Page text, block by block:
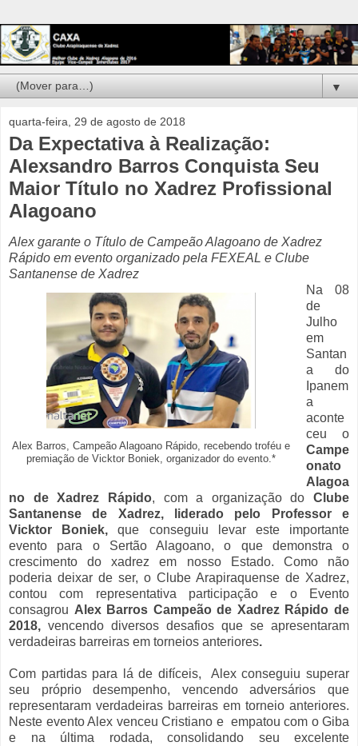
▼
quarta-feira, 29 de agosto de 2018
Da Expectativa à Realização:
Alexsandro Barros Conquista Seu
Maior Título no Xadrez Profissional
Alagoano
Alex garante o Título de Campeão Alagoano de Xadrez
Rápido em evento organizado pela FEXEAL e Clube
Santanense de Xadrez
Alex Barros, Campeão Alagoano Rápido, recebendo troféu e
premiação de Vicktor Boniek, organizador do evento.*
Na 08
de
Julho
em
Santan
a do
Ipanem
a
aconte
ceu o
Campe
onato
Alagoa
no de Xadrez Rápido, com a organização do Clube
Santanense de Xadrez, liderado pelo Professor e
Vicktor Boniek,que conseguiu levar este importante
evento para o Sertão Alagoano, o que demonstra o
crescimento do xadrez em nosso Estado. Como não
poderia deixar de ser, o Clube Arapiraquense de Xadrez,
contou com representativa participação e o Evento
consagrou Alex Barros Campeão de Xadrez Rápido de
2018, vencendo diversos desafios que se apresentaram
verdadeiras barreiras em torneios anteriores.
Com partidas para lá de difíceis, Alex conseguiu superar
seu próprio desempenho, vencendo adversários que
representaram verdadeiras barreiras em torneio anteriores.
Neste evento Alex venceu Cristiano e empatou com o Giba
e na última rodada, consolidando seu excelente